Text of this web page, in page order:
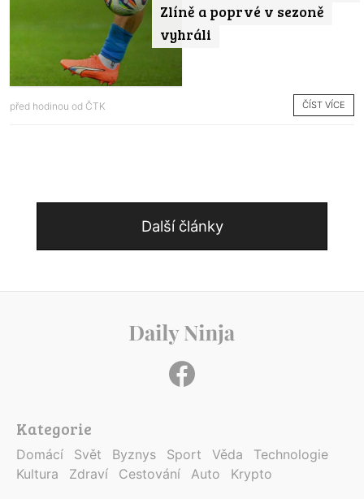
Zlíně a poprvé v sezoně
vyhráli
před hodinou od ČTK ČÍST VÍCE
Další články
Kategorie
Domácí Svět Byznys Sport Věda
Technologie
Kultura
Zdraví Cestování Auto Krypto